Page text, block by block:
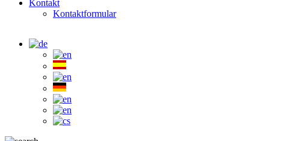
Kontakt
Kontaktformular